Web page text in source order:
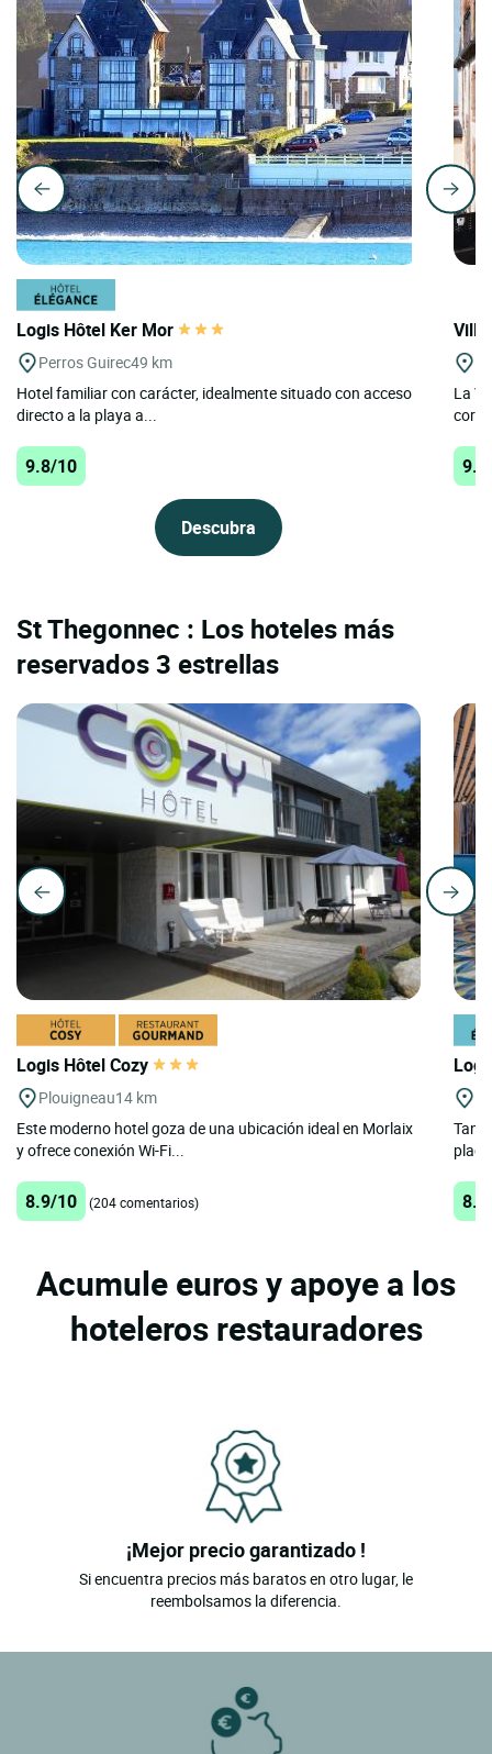
Logis Hôtel Ker Mor
Perros Guirec49 km
Hotel familiar con carácter, idealmente situado con acceso
directo a la playa a...
9.8/10
Descubra
La
St Thegonnec : Los hoteles más
reservados 3 estrellas
Logis Hôtel Cozy
Plouigneau14 km
Este moderno hotel goza de una ubicación ideal en Morlaix
y ofrece conexión Wi-Fi...
8.9/10 (204 comentarios)
Acumule euros y apoye a los
hoteleros restauradores
¡Mejor precio garantizado !
Si encuentra precios más baratos en otro lugar, le
reembolsamos la diferencia.